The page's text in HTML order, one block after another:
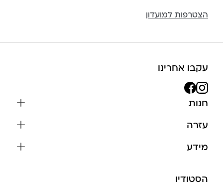
הצטרפות למועדון
עקבו אחרינו
חנות
צמידים
בגדים
עזרה
מידע
שמירה על התכשיטים
הסטודיו